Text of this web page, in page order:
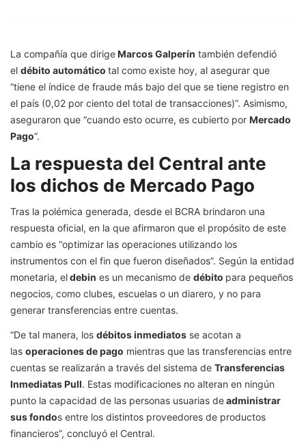
La compañía que dirigeMarcos Galperín también defendió
el débito automático tal como existe hoy, al asegurar que
“tiene el índice de fraude más bajo del que se tiene registro en
el país (0,02 por ciento del total de transacciones)”. Asimismo,
aseguraron que “cuando esto ocurre, es cubierto por Mercado
Pago”.
La respuesta del Central ante
los dichos de Mercado Pago
Tras la polémica generada, desde el BCRA brindaron una
respuesta oficial, en la que afirmaron que el propósito de este
cambio es “optimizar las operaciones utilizando los
instrumentos con el fin que fueron diseñados”. Según la entidad
monetaria, eldebin es un mecanismo de débito para pequeños
negocios, como clubes, escuelas o un diarero, y no para
generar transferencias entre cuentas.
“De tal manera, los débitos inmediatos se acotan a
las operaciones de pago mientras que las transferencias entre
cuentas se realizarán a través del sistema de Transferencias
Inmediatas Pull. Estas modificaciones no alteran en ningún
punto la capacidad de las personas usuarias deadministrar
sus fondos entre los distintos proveedores de productos
financieros”, concluyó el Central.